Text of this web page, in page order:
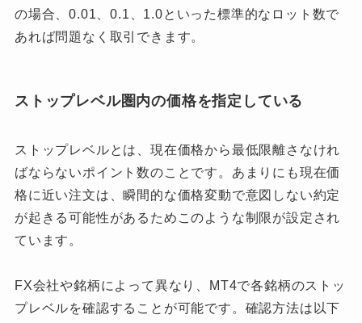
の場合、0.01、0.1、1.0といった標準的なロット数で
あれば問題なく取引できます。
ストップレベル圏内の価格を指定している
ストップレベルとは、現在価格から最低限離さなけれ
ばならないポイント数のことです。あまりにも現在価
格に近い注文は、瞬間的な価格変動で意図しない約定
が起きる可能性があるためこのような制限が設定され
ています。
FX会社や銘柄によって異なり、MT4で各銘柄のストッ
プレベルを確認することが可能です。確認方法は以下